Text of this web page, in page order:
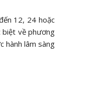
12, 24 hoặc
biệt về phương
hành lâm sàng